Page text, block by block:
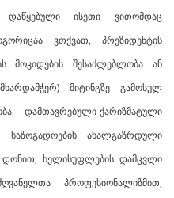
ისეთი ვითომდაც
ვთქვათ, პრეზიდენტის
მოკიდების შესაძლებლობა ან
მიტინგზე გამოსულ
- დამთავრებული ქარიზმატული
საზოგადოების ახალგაზრდული
დონით, ხელისუფლების დამცვლი
პროფესიონალიზმით,